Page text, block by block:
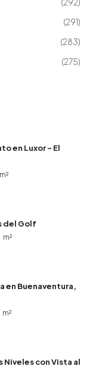
(291)
(283)
(275)
en Luxor – El
m²
del Golf
m²
en Buenaventura,
m²
con Vista al